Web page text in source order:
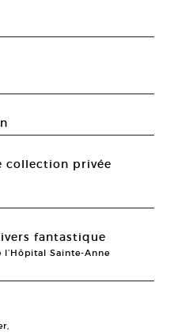
collection privée
fantastique
l’Hôpital Sainte-Anne